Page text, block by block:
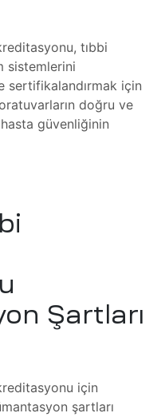
tıbbi
sistemlerini
sertifikalandırmak için
doğru ve
güvenliğinin
Şartları
için
şartları